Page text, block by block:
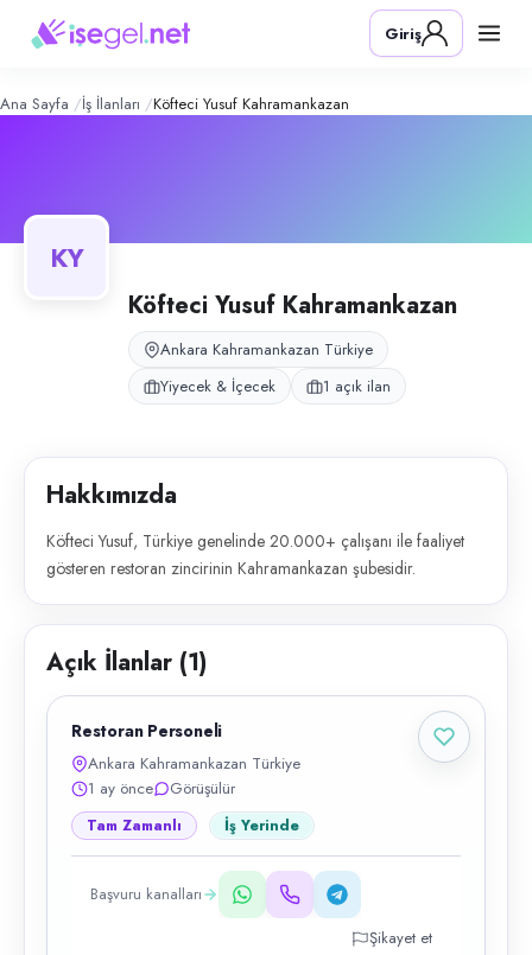
Yusuf Kahramankazan–
Konum:
Köfteci Yusuf, Türkiye genelinde 20.000+ çalışanı ile faaliyet
Giriş
Ana Sayfa İş İlanları Köfteci Yusuf Kahramankazan
KY
Köfteci Yusuf Kahramankazan
Ankara Kahramankazan Türkiye
Yiyecek & İçecek
1 açık ilan
Hakkımızda
Köfteci Yusuf, Türkiye genelinde 20.000+ çalışanı ile faaliyet
gösteren restoran zincirinin Kahramankazan şubesidir.
Açık İlanlar (1)
Restoran Personeli
Ankara Kahramankazan Türkiye
1 ay önce
Görüşülür
Tam Zamanlı İş Yerinde
Başvuru kanalları
Şikayet et